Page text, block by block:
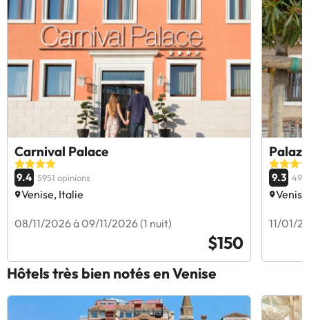
Carnival Palace
9.4 5951 opinions
Venise, Italie
08/11/2026 à 09/11/2026 (1 nuit)
$150
9.3
11/01/
Hôtels très bien notés en Venise